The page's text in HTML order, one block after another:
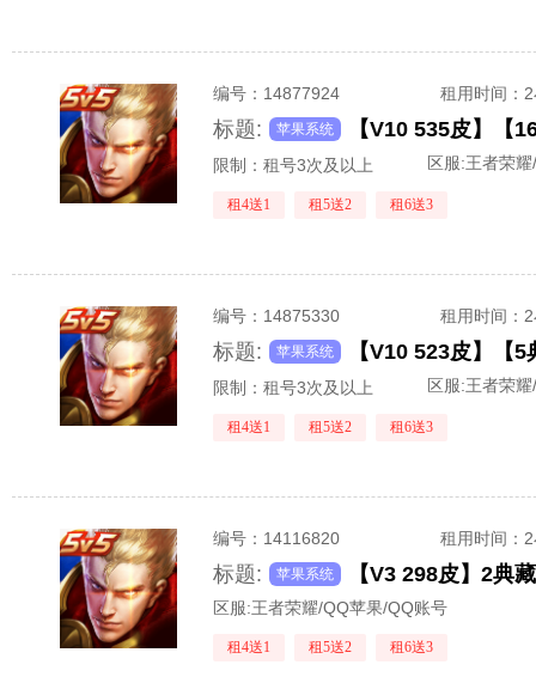
编号： 14877924 租用时间 ：
标题: 苹果系统
限制：租号3次及以上 区服:王者荣
租4送1 租5送2 租6送3
编号： 14875330 租用时间 ：
标题: 苹果系统
限制：租号3次及以上 区服:王者荣
租4送1 租5送2 租6送3
编号： 14116820 租用时间 ：
标题: 苹果系统 【V3 298皮】2典
区服:王者荣耀/QQ苹果/QQ账号
租4送1 租5送2 租6送3